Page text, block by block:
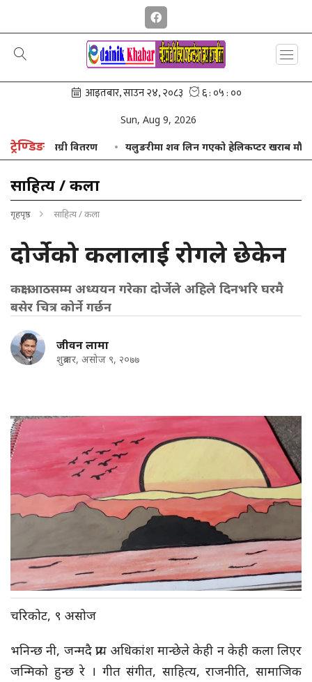
Sun, Aug 9, 2026
ट्रेण्डिङवितरण यलुङरीमा शव लिन गएको हेलिकप्टर खराब मौसमका कारण
साहित्य / कला
गृहपृष्ठ साहित्य / कला
दोर्जेको कलालाई रोगले छेकेन
कक्षा आठसम्म अध्ययन गरेका दोर्जेले अहिले दिनभरि घरमै
बसेर चित्र कोर्ने गर्छन
जीवन लामा
शुक्रबार, असोज ९, २०७७
चरिकोट, ९ असोज
भनिन्छ नी, जन्मदै प्राय अधिकांश मान्छेले केही न केही कला लिएर
जन्मिको हुन्छ रे । गीत संगीत, साहित्य, राजनीति, सामाजिक